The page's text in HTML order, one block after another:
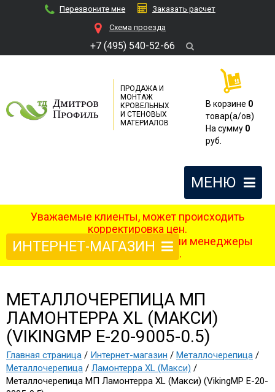
Перезвоните мне
Заказать расчет
Cхема проезда
+7 (495) 540-52-66
ПРОДАЖА И
МОНТАЖ
КРОВЕЛЬНЫХ
И СТЕНОВЫХ
МАТЕРИАЛОВ
В корзине 0
товар(a/ов)
На сумму 0
руб.
МЕНЮ
Уважаемые клиенты, может происходить
корректировка цен.
После оформления заказа наши менеджеры
свяжутся с вами.
ИНТЕРНЕТ-МАГАЗИН
МЕТАЛЛОЧЕРЕПИЦА МП
ЛАМОНТЕРРА XL (МАКСИ)
(VIKINGMP E-20-9005-0.5)
Главная страница / Интернет-магазин / Металлочерепица /
Металлочерепица / Ламонтерра XL (Макси) /
Металлочерепица МП Ламонтерра XL (Макси) (VikingMP E-20-